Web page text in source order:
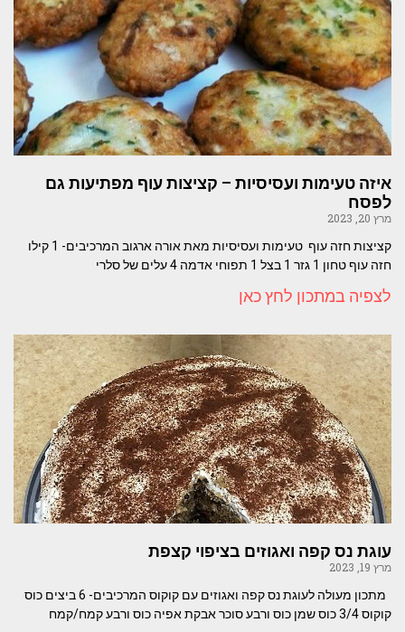
איזה טעימות ועסיסיות – קציצות עוף מפתיעות גם
לפסח
מרץ 20, 2023
קציצות חזה עוף טעימות ועסיסיות מאת אורה ארגוב המרכיבים- 1 קילו
חזה עוף טחון 1 גזר 1 בצל 1 תפוחי אדמה 4 עלים של סלרי
לצפיה במתכון לחץ כאן
עוגת נס קפה ואגוזים בציפוי קצפת
מרץ 19, 2023
מתכון מעולה לעוגת נס קפה ואגוזים עם קוקוס המרכיבים- 6 ביצים כוס
קוקוס 3/4 כוס שמן כוס ורבע סוכר אבקת אפיה כוס ורבע קמח/קמח